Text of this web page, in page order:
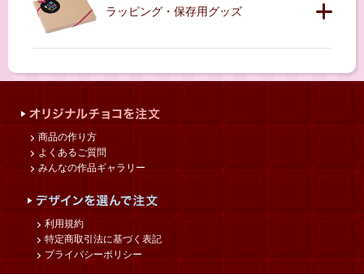
ラッピング・保存用グッズ
商品の作り方
よくあるご質問
みんなの作品ギャラリー
利用規約
特定商取引法に基づく表記
プライバシーポリシー